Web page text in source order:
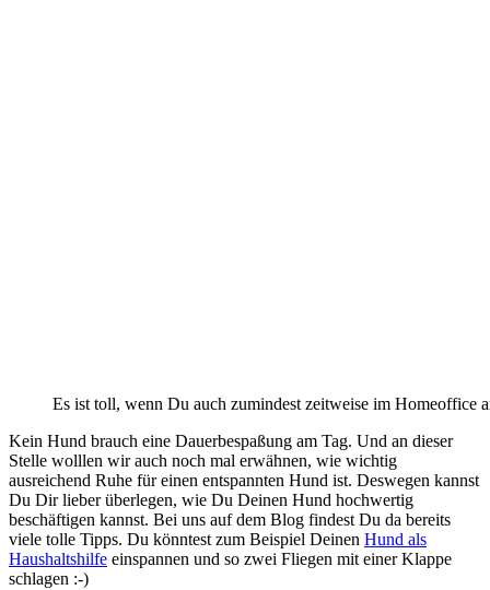
Es ist toll, wenn Du auch zumindest zeitweise im Homeoffice
Kein Hund brauch eine Dauerbespaßung am Tag. Und an dieser
Stelle wolllen wir auch noch mal erwähnen, wie wichtig
ausreichend Ruhe für einen entspannten Hund ist. Deswegen kannst
Du Dir lieber überlegen, wie Du Deinen Hund hochwertig
beschäftigen kannst. Bei uns auf dem Blog findest Du da bereits
viele tolle Tipps. Du könntest zum Beispiel Deinen Hund als
Haushaltshilfe einspannen und so zwei Fliegen mit einer Klappe
schlagen :-)